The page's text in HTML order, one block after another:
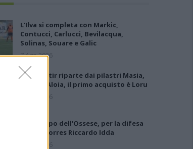
L'Ilva si completa con Markic,
Contucci, Carlucci, Bevilacqua,
Solinas, Souare e Galic
7 Ago 2026
Il Monastir riparte dai pilastri Masia,
Pinna e Aloia, il primo acquisto è Loru
7 Ago 2026
Gran colpo dell'Ossese, per la difesa
c'è l'ex Torres Riccardo Idda
7 Ago 2026